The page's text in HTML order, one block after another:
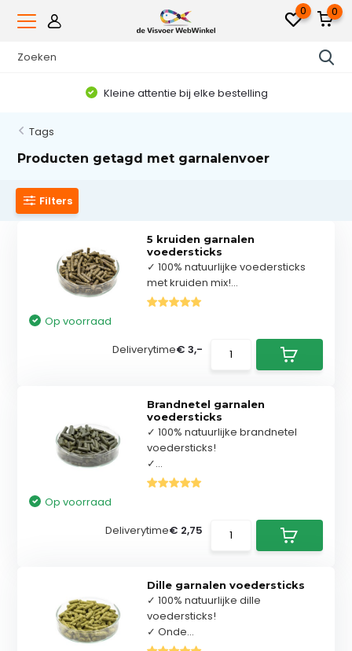
0 0
Kleine attentie bij elke bestelling
Tags
Producten getagd met garnalenvoer
Filters
5 kruiden garnalen
voedersticks
✓ 100% natuurlijke voedersticks
met kruiden mix!...
Op voorraad
Deliverytime€ 3,-
Brandnetel garnalen
voedersticks
✓ 100% natuurlijke brandnetel
voedersticks!
✓...
Op voorraad
Deliverytime€ 2,75
Dille garnalen voedersticks
✓ 100% natuurlijke dille
voedersticks!
✓ Onde...